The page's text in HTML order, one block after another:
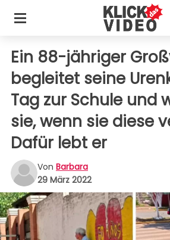
Ein 88-jähriger
begleitet seine
Tag zur Schule und
sie, wenn sie diese
Dafür lebt er
Von Barbara
29 März 2022